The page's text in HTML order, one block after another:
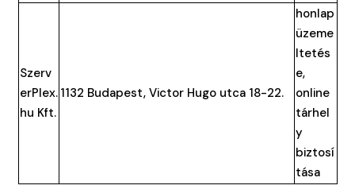
Szerv
erPlex.
hu Kft.
1132 Budapest, Victor Hugo utca 18-22.
honlap
üzeme
ltetés
e,
online
tárhel
y
biztosí
tása